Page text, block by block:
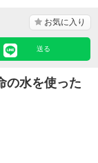
お気に入り
送る
の水を使った